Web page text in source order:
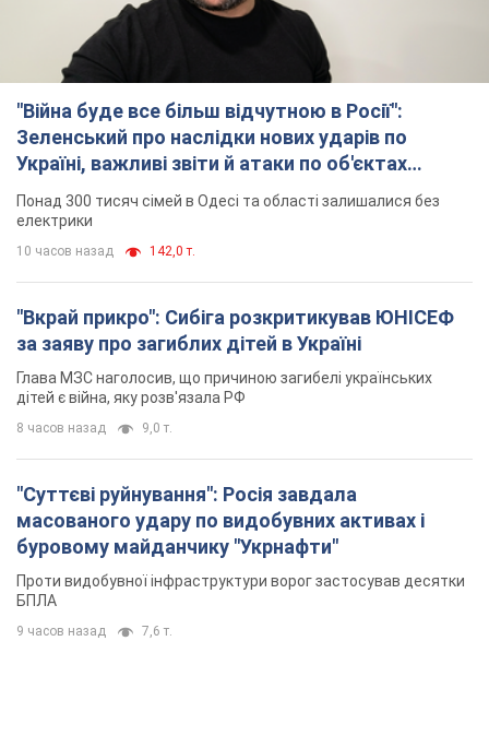
"Війна буде все більш відчутною в Росії":
Зеленський про наслідки нових ударів по
Україні, важливі звіти й атаки по об'єктах
ворога. Відео
Понад 300 тисяч сімей в Одесі та області залишалися без
електрики
10 часов назад 142,0 т.
"Вкрай прикро": Сибіга розкритикував ЮНІСЕФ
за заяву про загиблих дітей в Україні
Глава МЗС наголосив, що причиною загибелі українських
дітей є війна, яку розв'язала РФ
8 часов назад 9,0 т.
"Суттєві руйнування": Росія завдала
масованого удару по видобувних активах і
буровому майданчику "Укрнафти"
Проти видобувної інфраструктури ворог застосував десятки
БПЛА
9 часов назад 7,6 т.